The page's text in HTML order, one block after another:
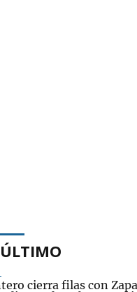
cierra filas con